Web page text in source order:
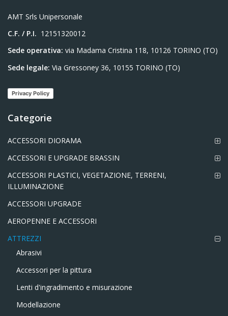
AMT Srls Unipersonale
C.F. / P.I. 12151320012
Sede operativa: via Madama Cristina 118, 10126 TORINO (TO)
Sede legale: Via Gressoney 36, 10155 TORINO (TO)
Privacy Policy
Categorie
ACCESSORI DIORAMA
ACCESSORI E UPGRADE BRASSIN
ACCESSORI PLASTICI, VEGETAZIONE, TERRENI,
ILLUMINAZIONE
ACCESSORI UPGRADE
AEROPENNE E ACCESSORI
ATTREZZI
Abrasivi
Accessori per la pittura
Lenti d'ingradimento e misurazione
Modellazione